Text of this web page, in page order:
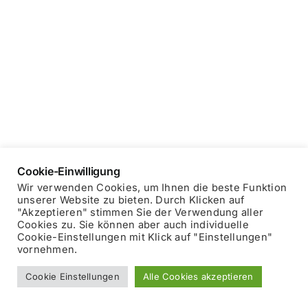
Copyright © 2025 Blockhausheuriger
Impressum
Facebook
Cookie-Einwilligung
Wir verwenden Cookies, um Ihnen die beste Funktion
unserer Website zu bieten. Durch Klicken auf
"Akzeptieren" stimmen Sie der Verwendung aller
Cookies zu. Sie können aber auch individuelle
Cookie-Einstellungen mit Klick auf "Einstellungen"
vornehmen.
Cookie Einstellungen Alle Cookies akzeptieren